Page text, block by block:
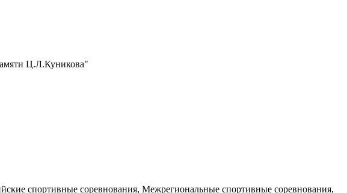
Ц.Л.Куникова"
спортивные соревнования, Межрегиональные спортивные соревнования,